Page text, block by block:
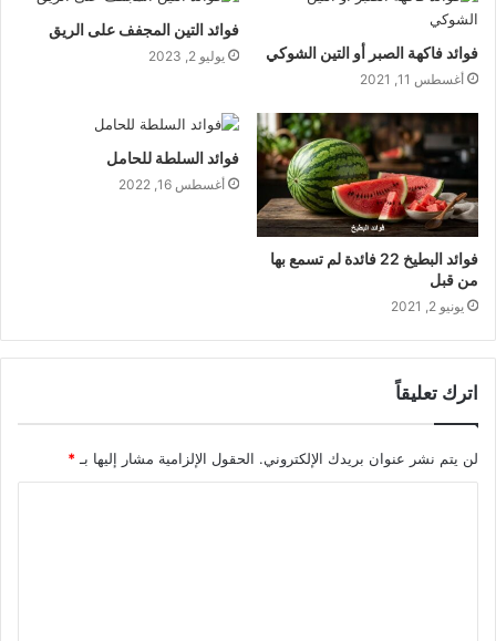
فوائد فاكهة الصبر أو التين الشوكي
أغسطس 11, 2021
فوائد التين المجفف على الريق
يوليو 2, 2023
فوائد البطيخ 22 فائدة لم تسمع بها
من قبل
يونيو 2, 2021
فوائد السلطة للحامل
أغسطس 16, 2022
اترك تعليقاً
لن يتم نشر عنوان بريدك الإلكتروني. الحقول الإلزامية مشار إليها بـ*